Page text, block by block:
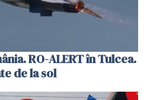
RO-ALERT în Tulcea.
de la sol